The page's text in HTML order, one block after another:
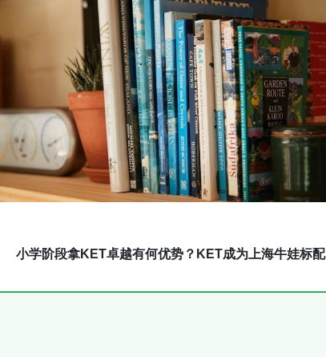
小学阶段拿KET卓越有何优势？KET成为上海牛娃标配